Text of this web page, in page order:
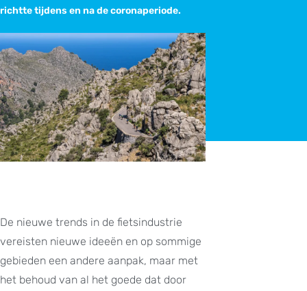
richtte tijdens en na de coronaperiode.
De nieuwe trends in de fietsindustrie
vereisten nieuwe ideeën en op sommige
gebieden een andere aanpak, maar met
het behoud van al het goede dat door